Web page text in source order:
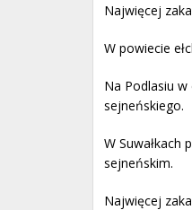
Najwięcej
W powiecie
Na Podlasiu
sejneńskiego.
W Suwałkach
sejneńskim.
Najwięcej